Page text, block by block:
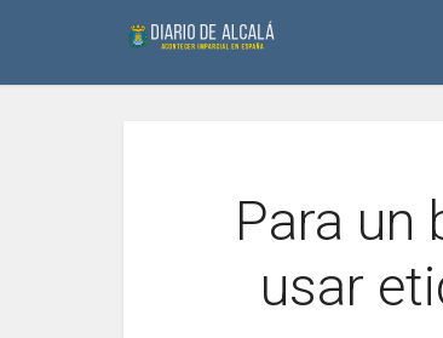
Para un
usar